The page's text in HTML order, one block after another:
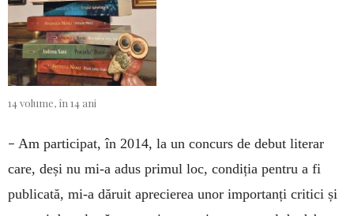
14 volume, în 14 ani
– Am participat, în 2014, la un concurs de debut literar
care, deși nu mi-a adus primul loc, condiția pentru a fi
publicată, mi-a dăruit aprecierea unor importanți critici și